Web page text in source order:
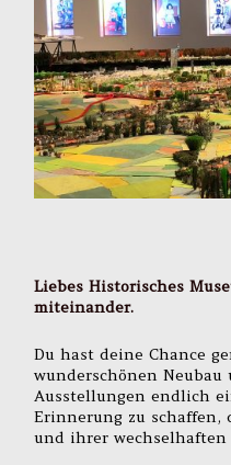
Liebes Historisches
miteinander.
Du hast deine Chance
wunderschönen Neubau
Ausstellungen endlich
Erinnerung zu schaffen,
und ihrer wechselhaften